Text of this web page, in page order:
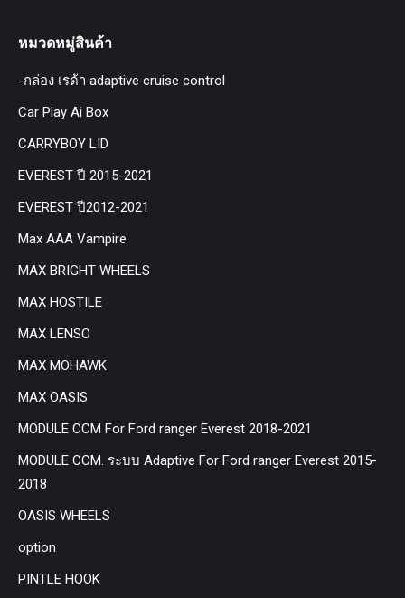
หมวดหมู่สินค้า
-กล่อง เรด้า adaptive cruise control
Car Play Ai Box
CARRYBOY LID
EVEREST ปี 2015-2021
EVEREST ปี2012-2021
Max AAA Vampire
MAX BRIGHT WHEELS
MAX HOSTILE
MAX LENSO
MAX MOHAWK
MAX OASIS
MODULE CCM For Ford ranger Everest 2018-2021
MODULE CCM. ระบบ Adaptive For Ford ranger Everest 2015-
2018
OASIS WHEELS
option
PINTLE HOOK